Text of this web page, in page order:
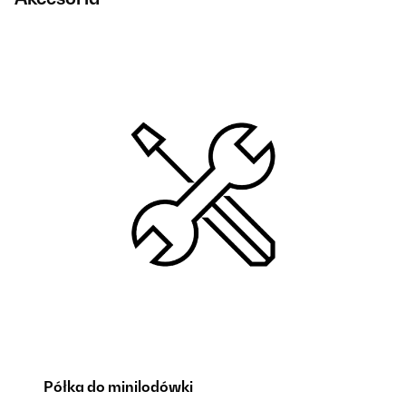
Półka do minilodówki